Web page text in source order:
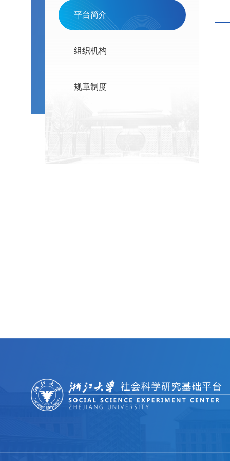
平台简介
组织机构
规章制度